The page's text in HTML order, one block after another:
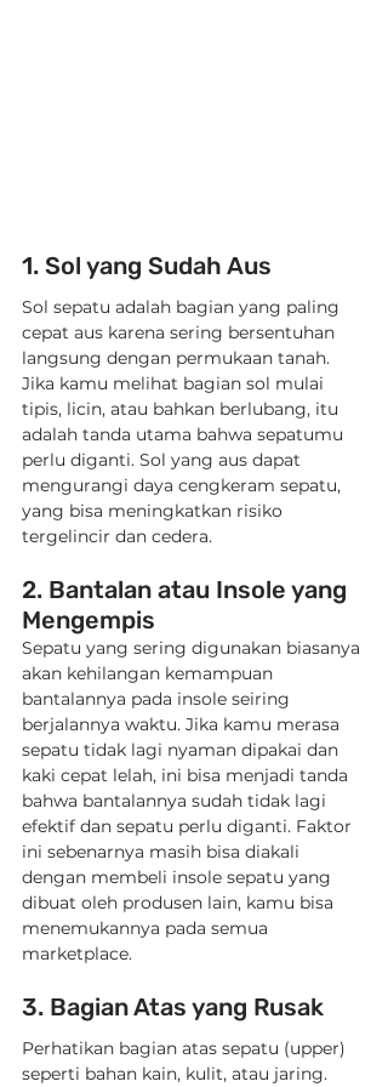
1. Sol yang Sudah Aus
Sol sepatu adalah bagian yang paling
cepat aus karena sering bersentuhan
langsung dengan permukaan tanah.
Jika kamu melihat bagian sol mulai
tipis, licin, atau bahkan berlubang, itu
adalah tanda utama bahwa sepatumu
perlu diganti. Sol yang aus dapat
mengurangi daya cengkeram sepatu,
yang bisa meningkatkan risiko
tergelincir dan cedera.
2. Bantalan atau Insole yang
Mengempis
Sepatu yang sering digunakan biasanya
akan kehilangan kemampuan
bantalannya pada insole seiring
berjalannya waktu. Jika kamu merasa
sepatu tidak lagi nyaman dipakai dan
kaki cepat lelah, ini bisa menjadi tanda
bahwa bantalannya sudah tidak lagi
efektif dan sepatu perlu diganti. Faktor
ini sebenarnya masih bisa diakali
dengan membeli insole sepatu yang
dibuat oleh produsen lain, kamu bisa
menemukannya pada semua
marketplace.
3. Bagian Atas yang Rusak
Perhatikan bagian atas sepatu (upper)
seperti bahan kain, kulit, atau jaring.